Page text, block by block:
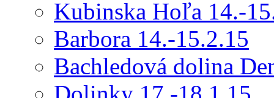
Kubinska Hoľa 14.-
Barbora 14.-15.2.15
Bachledová dolina